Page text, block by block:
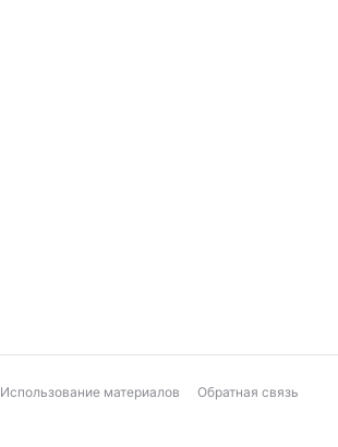
Использование материалов Обратная связь